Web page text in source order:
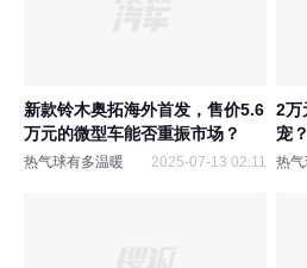
新款铃木奥拓海外首发，售价5.6
万元的微型车能否重振市场？
热气球有多温暖 2025-07-13 02:11
2万
宠
热